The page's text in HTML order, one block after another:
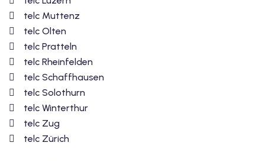
telc Muttenz
telc Olten
telc Pratteln
telc Rheinfelden
telc Schaffhausen
telc Solothurn
telc Winterthur
telc Zug
telc Zürich